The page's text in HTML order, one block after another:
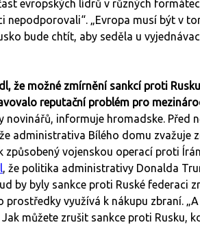
evropských lídrů v různých
„Evropa musí být v
bude chtít, aby seděla u
že možné zmírnění sankcí proti
reputační problém pro
novinářů, informuje hromadske. Před
administrativa Bílého domu zvažuje
vojenskou operací proti
, že politika administrativy Donalda
by byly sankce proti Ruské federaci
využívá k nákupu zbraní.
můžete zrušit sankce proti Rusku,